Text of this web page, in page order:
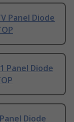
Panel Diode
Panel Diode
Diode